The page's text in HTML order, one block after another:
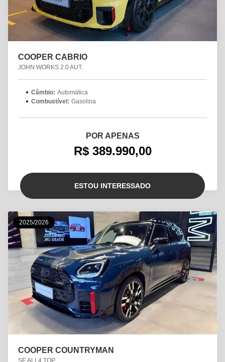
COOPER CABRIO
JOHN WORKS 2.0 AUT.
Câmbio: Automática
Combustível: Gasolina
POR APENAS
R$ 389.990,00
ESTOU INTERESSADO
2025/2026
COOPER COUNTRYMAN
SE ALL4 TOP